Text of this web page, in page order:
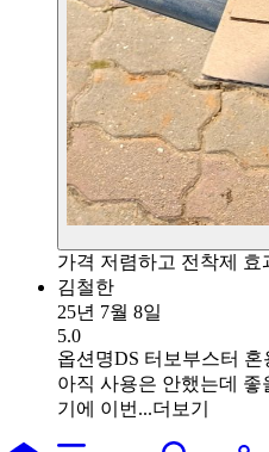
가격 저렴하고 전착제
김철한
25년 7월 8일
5.0
옵션명DS 터보부스터 혼
아직 사용은 안했는데
기에 이번...더보기